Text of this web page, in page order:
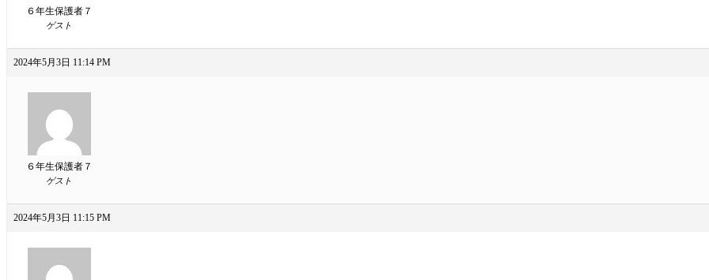
６年生保護者７
ゲスト
2024年5月3日 11:14 PM
６年生保護者７
ゲスト
2024年5月3日 11:15 PM